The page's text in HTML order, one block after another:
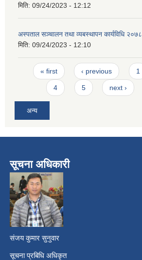
मिति: 09/24/2023 - 12:12
अस्पताल सञ्चालन तथा व्यबस्थापन कार्यविधि २०७८
मिति: 09/24/2023 - 12:10
Pages
« first ‹ previous 1
4 5 next ›
अन्य
सूचना अधिकारी
संजय कुमार सुनुवार
सूचना प्रबिधि अधिकृत